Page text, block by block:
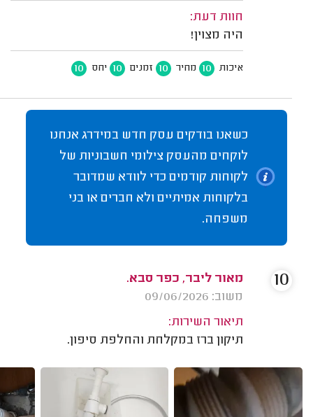
חוות דעת:
היה מצוין!
איכות 10 מחיר 10 זמנים 10 יחס 10
כשאנו בודקים עסק חדש במידרג אנחנו
לוקחים מהעסק צילומי חשבוניות של
לקוחות קודמים כדי לוודא שמדובר
בלקוחות אמיתיים ולא חברים או בני
משפחה.
מאור ליבר, כפר סבא.
משוב: 09/06/2026
תיאור השירות:
תיקון ברז במקלחת והחלפת סיפון.
10